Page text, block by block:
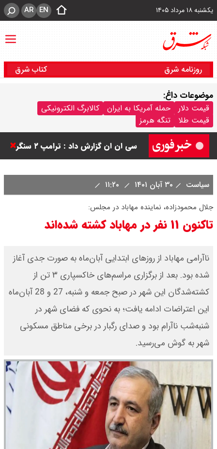
یکشنبه ۱۸ مرداد ۱۴۰۵ EN
AR
روزنامه شرق کتاب شرق
موضوعات داغ:
قیمت دلار حمله آمریکا به ایران
کالابرگ الکترونیکی
قیمت طلا
تنگه هرمز
ورزشگاه آزادی به نیم فصل اول لیگ
برتر می رسد ؟
سی ان ان گزارش داد : ترامپ ۲ سنگر
سنتی جمهوری‌خواهان را از دست می
دهد؟
بنزین برای دولت چقدر تمام می شود؟
درصد افزایش می دهند
رهبر انقلاب با مسعود پزشکیان دیدار
کرد / درباره مشکلات کشور و تعامل
اقتصادی با طرفهای خارجی گفتگو شد
سیاست ۳۰ آبان ۱۴۰۱
جلال محمودزاده، نماینده مهاباد در مجلس:
تاکنون ۱۱ نفر در مهاباد کشته‌ شده‌اند
ناآرامی مهاباد از روزهای ابتدایی آبان‌ماه به صورت جدی آغاز
شده بود. بعد از برگزاری مراسم‌های خاکسپاری ٣ تن از
کشته‌شدگان این شهر در صبح جمعه و شنبه، 27 و 28 آبان‌ماه
این اعتراضات ادامه یافت؛ به نحوی که فضای شهر در
شنبه‌شب نا‌آرام بود و صدای رگبار در برخی مناطق مسکونی
شهر به گوش می‌رسید.